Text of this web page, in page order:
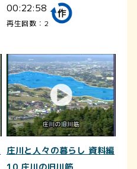
00:22:58
再生回数：2
庄川と人々の暮らし 資料編